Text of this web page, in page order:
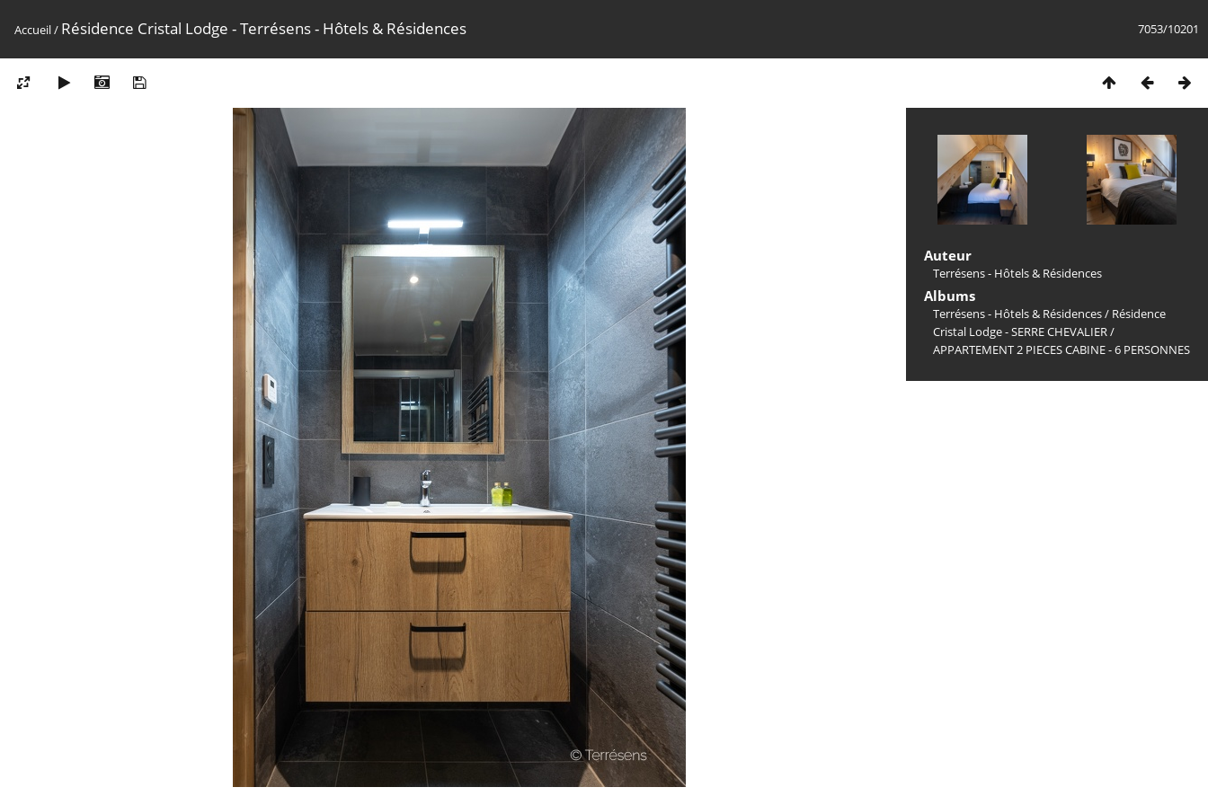
7053/10201
Accueil/ Résidence Cristal Lodge - Terrésens - Hôtels & Résidences
Auteur
Terrésens - Hôtels & Résidences
Albums
Terrésens - Hôtels & Résidences/ Résidence
Cristal Lodge - SERRE CHEVALIER/
APPARTEMENT 2 PIECES CABINE - 6 PERSONNES